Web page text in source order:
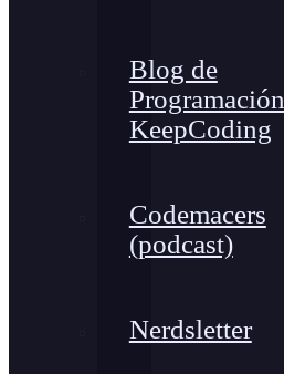
Blog de
Programación
KeepCoding
Codemacers
(podcast)
Nerdsletter